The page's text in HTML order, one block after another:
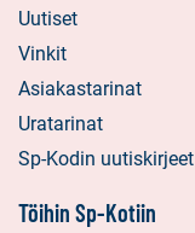
Uutiset
Vinkit
Asiakastarinat
Uratarinat
Sp-Kodin uutiskirjeet
Töihin Sp-Kotiin